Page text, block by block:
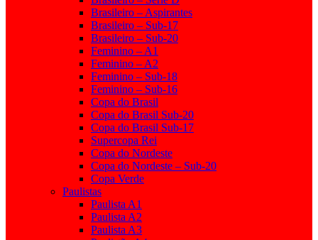
Brasileiro – Aspirantes
Brasileiro – Sub-17
Brasileiro – Sub-20
Feminino – A1
Feminino – A2
Feminino – Sub-18
Feminino – Sub-16
Copa do Brasil
Copa do Brasil Sub-20
Copa do Brasil Sub-17
Supercopa Rei
Copa do Nordeste
Copa do Nordeste – Sub-20
Copa Verde
Paulistas
Paulista A1
Paulista A2
Paulista A3